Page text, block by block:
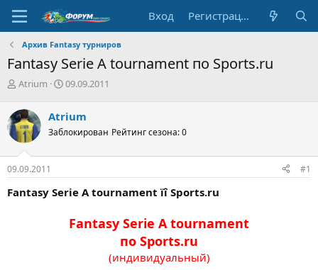
Вход Регистрация
Архив Fantasy турниров
Fantasy Serie A tournament по Sports.ru
А
т
о
р
т
е
м
Atrium
Д
а
н
ч
а
09.09.2011
Atrium
Заблокирован Рейтинг сезона: 0
09.09.2011 #1
Fantasy Serie A tournament ïî Sports.ru
Fantasy Serie A tournament
по Sports.ru
(индивидуальный)